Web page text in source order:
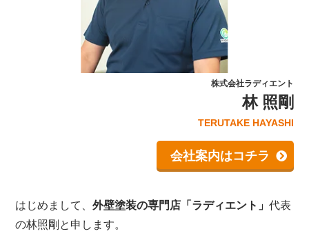
株式会社ラディエント
林 照剛
TERUTAKE HAYASHI
会社案内はコチラ
はじめまして、外壁塗装の専門店「ラディエント」代表
の林照剛と申します。